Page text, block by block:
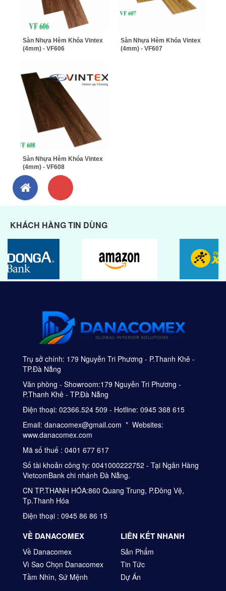
Sàn Nhựa Hèm Khóa Vintex
(4mm) - VF606
Sàn Nhựa Hèm Khóa Vintex
(4mm) - VF607
Sàn Nhựa Hèm Khóa Vintex
(4mm) - VF608
KHÁCH HÀNG TIN DÙNG
Trụ sở chính: 179 Nguyễn Tri Phương - P.Thanh Khê -
TP.Đà Nẵng
Văn phòng - Showroom:179 Nguyễn Tri Phương -
P.Thanh Khê - TP.Đà Nẵng
Điện thoại: 02366.524 509 - Hotline: 0945 368 615
Email: danacomex@gmail.com * Websites:
www.danacomex.com
Mã số thuế : 0401 677 617
Số tài khoản công ty: 0041000222752 - Tại Ngân Hàng
VietcomBank chi nhánh Đà Nẵng.
CN TP.THANH HÓA:860 Quang Trung, P.Đông Vệ,
Tp.Thanh Hóa
Điện thoại : 0945 86 86 15
VỀ DANACOMEX
Về Danacomex
Vì Sao Chọn Danacomex
Tầm Nhìn, Sứ Mệnh
LIÊN KẾT NHANH
Sản Phẩm
Tin Tức
Dự Án